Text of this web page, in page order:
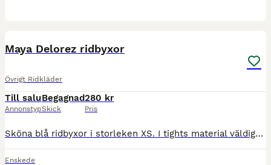
Maya Delorez ridbyxor
Övrigt Ridkläder
Till salu
Annonstyp
Begagnad
Skick
280 kr
Pris
Sköna blå ridbyxor i storleken XS. I tights material väldigt användbara. Använda men fortfarande i väldigt bra skick.
Enskede